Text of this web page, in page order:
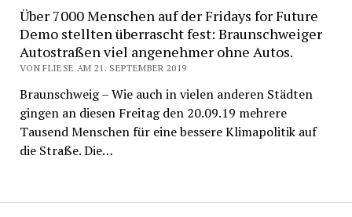
Über 7000 Menschen auf der Fridays for Future
Demo stellten überrascht fest: Braunschweiger
Autostraßen viel angenehmer ohne Autos.
VON FLIESE AM 21. SEPTEMBER 2019
Braunschweig – Wie auch in vielen anderen Städten
gingen an diesen Freitag den 20.09.19 mehrere
Tausend Menschen für eine bessere Klimapolitik auf
die Straße. Die…